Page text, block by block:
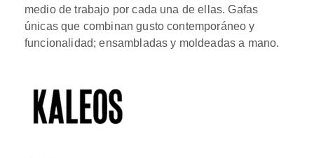
medio de trabajo por cada una de ellas. Gafas
únicas que combinan gusto contemporáneo y
funcionalidad; ensambladas y moldeadas a mano.